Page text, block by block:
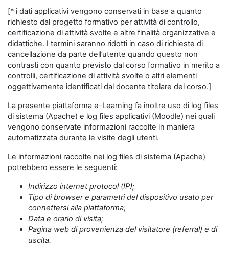
[* i dati applicativi vengono conservati in base a quanto
richiesto dal progetto formativo per attività di controllo,
certificazione di attività svolte e altre finalità organizzative e
didattiche. I termini saranno ridotti in caso di richieste di
cancellazione da parte dell’utente quando questo non
contrasti con quanto previsto dal corso formativo in merito a
controlli, certificazione di attività svolte o altri elementi
oggettivamente identificati dal docente titolare del corso.]
La presente piattaforma e-Learning fa inoltre uso di log files
di sistema (Apache) e log files applicativi (Moodle) nei quali
vengono conservate informazioni raccolte in maniera
automatizzata durante le visite degli utenti.
Le informazioni raccolte nei log files di sistema (Apache)
potrebbero essere le seguenti:
Indirizzo internet protocol (IP);
Tipo di browser e parametri del dispositivo usato per
connettersi alla piattaforma;
Data e orario di visita;
Pagina web di provenienza del visitatore (referral) e di
uscita.